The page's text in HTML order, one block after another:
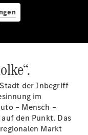
der Inbegriff
im
– Mensch –
den Punkt. Das
Markt